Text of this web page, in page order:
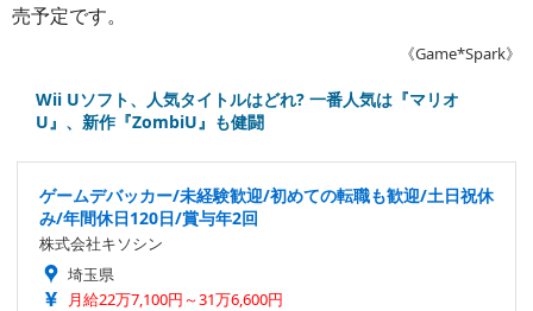
売予定です。
《Game*Spark》
Wii Uソフト、人気タイトルはどれ? 一番人気は『マリオ
U』、新作『ZombiU』も健闘
ゲームデバッカー/未経験歓迎/初めての転職も歓迎/土日祝休
み/年間休日120日/賞与年2回
株式会社キソシン
埼玉県
月給22万7,100円～31万6,600円